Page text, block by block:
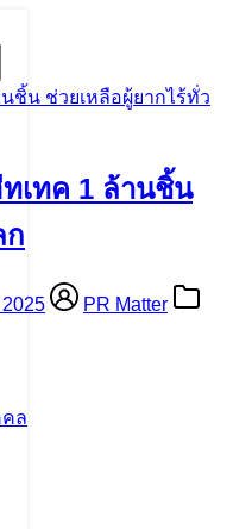
ล
ชิ้น ช่วยเหลือผู้ยากไร้ทั่ว
เทค 1 ล้านชิ้น
ก
PR Matter